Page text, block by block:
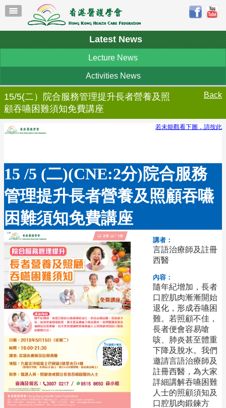
Latest News
Lecture News
Activities News
15/5(二）院合服務管理提升長者營養及照
顧吞嚥困難須知免費講座
Back
若未能觀看下圖，請按此
15 /5 (二)(CNE:2分)院合服務
管理提升長者營養及照顧吞嚥
困難須知免費講座
講者：
言語治療師及註冊
西醫
內容：
隨年紀增加，長者
口腔肌肉漸漸開始
退化，形成吞嚥困
難。若照顧不佳，
長者便會容易嗆
咳、肺炎甚至體重
下降及脫水。我們
邀請言語治療師及
註冊西醫，為大家
詳細講解吞嚥困難
人士的照顧須知及
口腔肌肉鍛鍊方